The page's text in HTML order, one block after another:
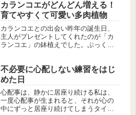
わが家の食卓にエビフライが並ぶこと
は...
カランコエがどんどん増える！
育てやすくて可愛い多肉植物
カランコエとの出会い昨年の誕生日、
主人がプレゼントしてくれたのが「カ
ランコエ」の鉢植えでした。ぷっくり
ときは小ぶりでしたが、この一年でぐ
んぐん成長し、見事に立派な株に育ち
ま...
不必要に心配しない練習をはじ
めた日
心配事は、静かに居座り続ける私は、
一度心配事が生まれると、それが心の
中にずっと居座り続けてしまうタイプ